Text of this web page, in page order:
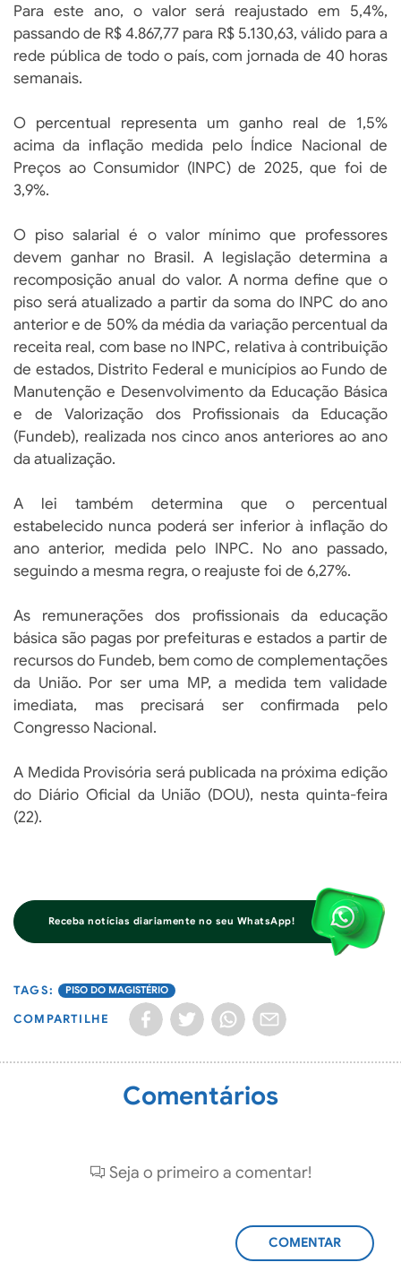
Para este ano, o valor será reajustado em 5,4%,
passando de R$ 4.867,77 para R$ 5.130,63, válido para a
rede pública de todo o país, com jornada de 40 horas
semanais.
O percentual representa um ganho real de 1,5%
acima da inflação medida pelo Índice Nacional de
Preços ao Consumidor (INPC) de 2025, que foi de
3,9%.
O piso salarial é o valor mínimo que professores
devem ganhar no Brasil. A legislação determina a
recomposição anual do valor. A norma define que o
piso será atualizado a partir da soma do INPC do ano
anterior e de 50% da média da variação percentual da
receita real, com base no INPC, relativa à contribuição
de estados, Distrito Federal e municípios ao Fundo de
Manutenção e Desenvolvimento da Educação Básica
e de Valorização dos Profissionais da Educação
(Fundeb), realizada nos cinco anos anteriores ao ano
da atualização.
A lei também determina que o percentual
estabelecido nunca poderá ser inferior à inflação do
ano anterior, medida pelo INPC. No ano passado,
seguindo a mesma regra, o reajuste foi de 6,27%.
As remunerações dos profissionais da educação
básica são pagas por prefeituras e estados a partir de
recursos do Fundeb, bem como de complementações
da União. Por ser uma MP, a medida tem validade
imediata, mas precisará ser confirmada pelo
Congresso Nacional.
A Medida Provisória será publicada na próxima edição
do Diário Oficial da União (DOU), nesta quinta-feira
(22).
Receba notícias diariamente no seu WhatsApp!
PISO DO MAGISTÉRIO
COMPARTILHE
Comentários
Seja o primeiro a comentar!
ADICIONAR